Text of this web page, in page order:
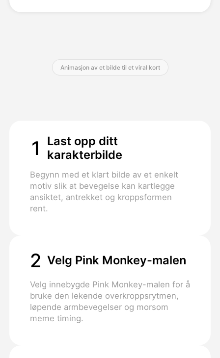
Animasjon av et bilde til et viral kort
1
Last opp ditt
karakterbilde
Begynn med et klart bilde av et enkelt
motiv slik at bevegelse kan kartlegge
ansiktet, antrekket og kroppsformen
rent.
2 Velg Pink Monkey-malen
Velg innebygde Pink Monkey-malen for å
bruke den lekende overkroppsrytmen,
løpende armbevegelser og morsom
meme timing.